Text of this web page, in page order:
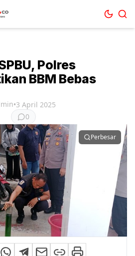
Polres
BBM Bebas
•3 April 2025
0
Perbesar